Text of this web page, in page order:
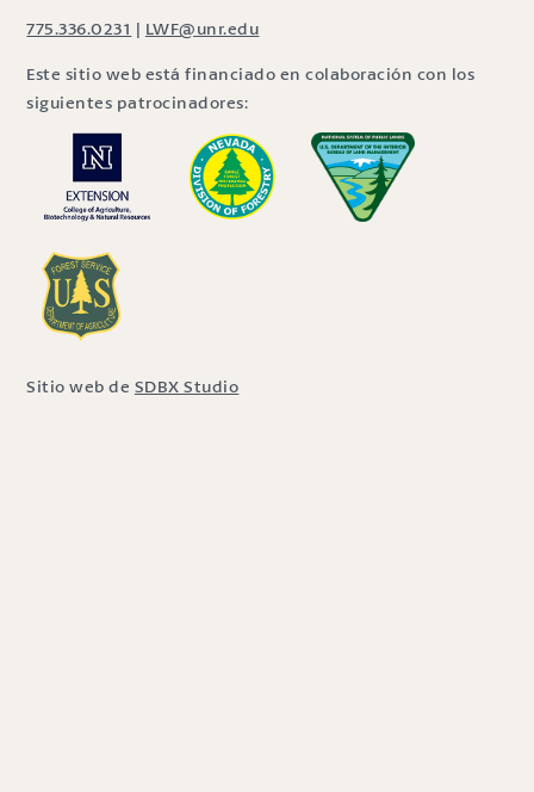
775.336.0231 | LWF@unr.edu
Este sitio web está financiado en colaboración con los
siguientes patrocinadores:
Sitio web de SDBX Studio